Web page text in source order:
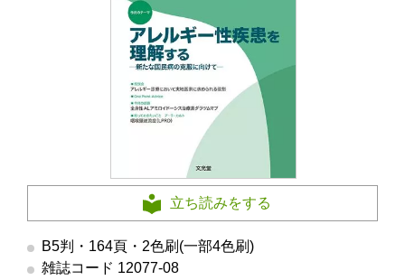
立ち読みをする
B5判・164頁・2色刷(一部4色刷)
雑誌コード 12077-08